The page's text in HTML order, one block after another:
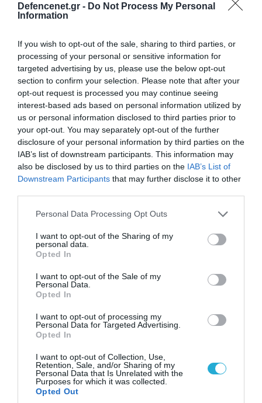
Defencenet.gr - Do Not Process My Personal
Information
If you wish to opt-out of the sale, sharing to third parties, or
processing of your personal or sensitive information for
targeted advertising by us, please use the below opt-out
section to confirm your selection. Please note that after your
opt-out request is processed you may continue seeing
interest-based ads based on personal information utilized by
us or personal information disclosed to third parties prior to
your opt-out. You may separately opt-out of the further
disclosure of your personal information by third parties on the
IAB’s list of downstream participants. This information may
also be disclosed by us to third parties on the IAB’s List of
Downstream Participants that may further disclose it to other
Please note that this website/app uses one or more Google
not limited to your visit or usage behaviour. You may click to
grant or deny consent to Google and its third-party tags to
use your data for below specified purposes in below Google
consent section.
Personal Data Processing Opt Outs
I want to opt-out of the Sharing of my
personal data.
Opted In
I want to opt-out of the Sale of my
Personal Data.
Opted In
I want to opt-out of processing my
Personal Data for Targeted Advertising.
Opted In
I want to opt-out of Collection, Use,
Retention, Sale, and/or Sharing of my
Personal Data that Is Unrelated with the
Purposes for which it was collected.
Opted Out
07.08.2026 | 20:02
Ο Γιάννης Αλαφούζος «τέλειωσε» τον
Κωνσταντίνο Ζούλα από τον ΣΚΑΪ – Ο λόγος της
απομάκρυνσής του
06.08.2026 | 14:02
«Επιχείρηση ελεύθερα πεζοδρόμια» στην
Αθήνα: Απομακρύνθηκαν παράνομα
αντικείμενα από κοινόχρηστους χώρους